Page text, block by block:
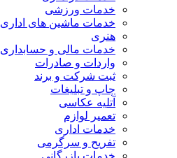
خدمات ورزشی
خدمات ماشین های اداری
هنری
خدمات مالی و حسابداری
واردات و صادرات
ثبت شرکت و برند
چاپ و تبلیغات
آتلیه عکاسی
تعمیر لوازم
خدمات اداری
تفریح و سرگرمی